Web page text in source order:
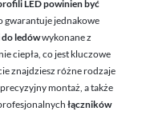
LED powinien być
gwarantuje jednakowe
ledówwykonane z
ciepła, co jest kluczowe
znajdziesz różne rodzaje
montaż, a także
łączników